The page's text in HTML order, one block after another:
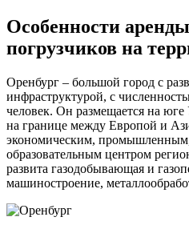
Особенности
погрузчиков на
Оренбург – большой город с
инфраструктурой, с
человек. Он размещается на юге
на границе между Европой и
экономическим,
образовательным центром
развита газодобывающая и
машиностроение,